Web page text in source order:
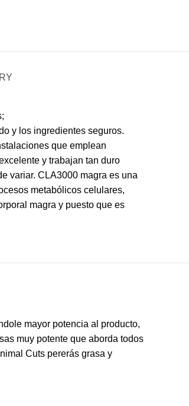
y los ingredientes seguros.
que emplean
y trabajan tan duro
variar. CLA3000 magra es una
metabólicos celulares,
magra y puesto que es